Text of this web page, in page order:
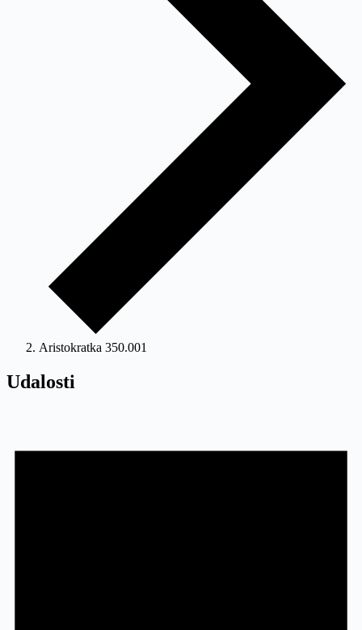
Aristokratka 350.001
Udalosti